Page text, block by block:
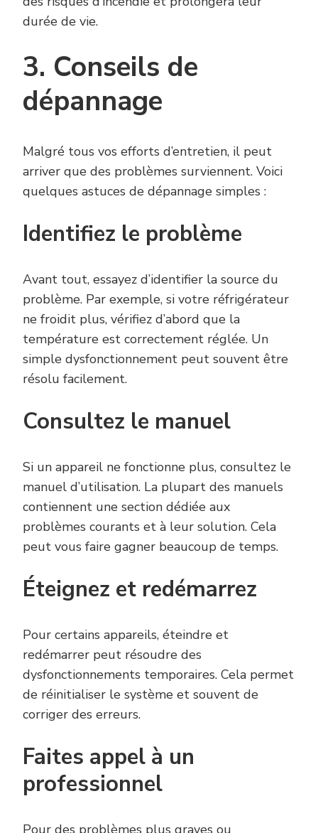
durée de vie.
3. Conseils de
dépannage
Malgré tous vos efforts d’entretien, il peut
arriver que des problèmes surviennent. Voici
quelques astuces de dépannage simples :
Identifiez le problème
Avant tout, essayez d’identifier la source du
problème. Par exemple, si votre réfrigérateur
ne froidit plus, vérifiez d’abord que la
température est correctement réglée. Un
simple dysfonctionnement peut souvent être
résolu facilement.
Consultez le manuel
Si un appareil ne fonctionne plus, consultez le
manuel d’utilisation. La plupart des manuels
contiennent une section dédiée aux
problèmes courants et à leur solution. Cela
peut vous faire gagner beaucoup de temps.
Éteignez et redémarrez
Pour certains appareils, éteindre et
redémarrer peut résoudre des
dysfonctionnements temporaires. Cela permet
de réinitialiser le système et souvent de
corriger des erreurs.
Faites appel à un
professionnel